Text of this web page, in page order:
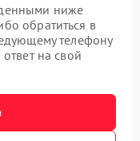
ниже
обратиться в
телефону
на свой